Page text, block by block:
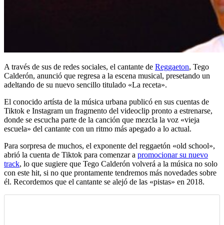
A través de sus de redes sociales, el cantante de Reggaeton, Tego
Calderón, anunció que regresa a la escena musical, presetando un
adeltando de su nuevo sencillo titulado «La receta».
El conocido artísta de la música urbana publicó en sus cuentas de
Tiktok e Instagram un fragmento del videoclip pronto a estrenarse,
donde se escucha parte de la canción que mezcla la voz «vieja
escuela» del cantante con un ritmo más apegado a lo actual.
Para sorpresa de muchos, el exponente del reggaetón «old school»,
abrió la cuenta de Tiktok para comenzar a promocionar su nuevo
track, lo que sugiere que Tego Calderón volverá a la música no solo
con este hit, si no que prontamente tendremos más novedades sobre
él. Recordemos que el cantante se alejó de las «pistas» en 2018.